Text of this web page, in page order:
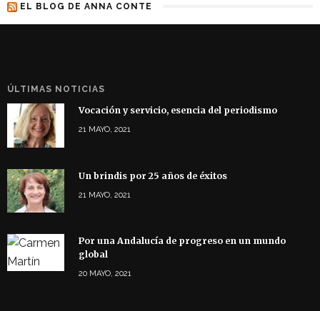
EL BLOG DE ANNA CONTE
ÚLTIMAS NOTICIAS
Vocación y servicio, esencia del periodismo
21 MAYO, 2021
Un brindis por 25 años de éxitos
21 MAYO, 2021
Por una Andalucía de progreso en un mundo
global
20 MAYO, 2021